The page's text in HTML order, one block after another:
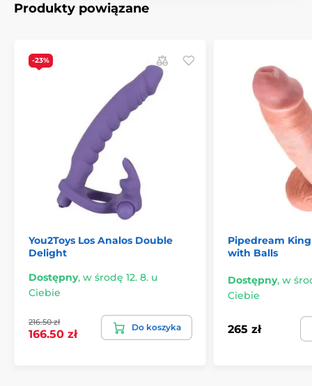
Produkty powiązane
-23%
You2Toys Los Analos Double
Delight
Dostępny, w środę 12. 8. u
Ciebie
216.50 zł
166.50 zł
Do koszyka
Pipedream King
with Balls
Dostępny, w
Ciebie
265 zł